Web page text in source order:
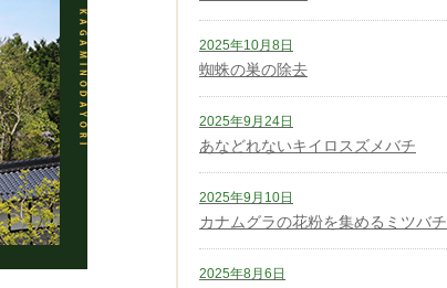
2025年10月8日
蜘蛛の巣の除去
2025年9月24日
あなどれないキイロスズメバチ
2025年9月10日
カナムグラの花粉を集めるミツバチ
2025年8月6日